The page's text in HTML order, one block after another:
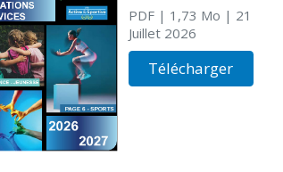
PDF| 1,73 Mo | 21
Juillet 2026
Télécharger